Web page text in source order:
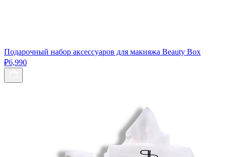
Подарочный набор аксессуаров для макияжа Beauty Box
₽6,990